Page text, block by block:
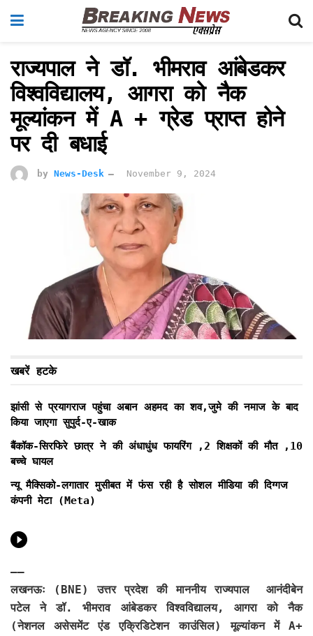
राज्यपाल ने डॉ. भीमराव आंबेडकर
विश्वविद्यालय, आगरा को नैक
मूल्यांकन में A + ग्रेड प्राप्त होने
पर दी बधाई
by News-Desk November 9, 2024
खबरें हटके
झांसी से प्रयागराज पहुंचा अबान अहमद का शव,जुमे की नमाज के बाद
किया जाएगा सुपुर्द-ए-खाक
बैंकॉक-सिरफिरे छात्र ने की अंधाधुंध फायरिंग ,2 शिक्षकों की मौत ,10
बच्चे घायल
न्यू मैक्सिको-लगातार मुसीबत में फंस रही है सोशल मीडिया की दिग्गज
कंपनी मेटा (Meta)
——
लखनऊः (BNE)उत्तर प्रदेश की माननीय राज्यपाल आनंदीबेन
पटेल ने डॉ. भीमराव आंबेडकर विश्वविद्यालय, आगरा को नैक
(नेशनल असेसमेंट एंड एक्रिडिटेशन काउंसिल) मूल्यांकन में A+